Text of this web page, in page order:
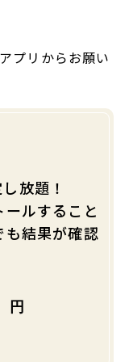
プリからお願い
放題！
ルすること
も結果が確認